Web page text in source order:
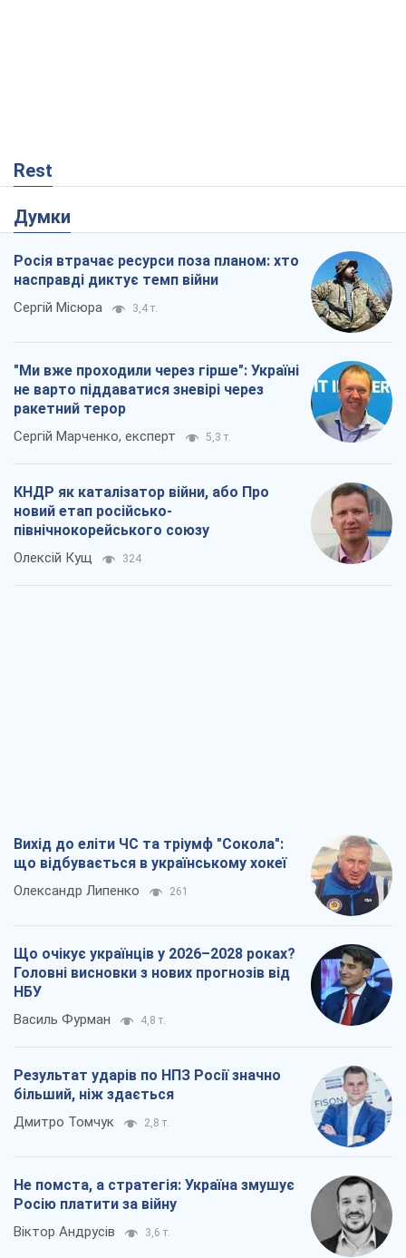
Rest
Думки
Росія втрачає ресурси поза планом: хто
насправді диктує темп війни
Сергій Місюра 3,4 т.
"Ми вже проходили через гірше": Україні
не варто піддаватися зневірі через
ракетний терор
Сергій Марченко, експерт 5,3 т.
КНДР як каталізатор війни, або Про
новий етап російсько-
північнокорейського союзу
Олексій Кущ 324
Вихід до еліти ЧС та тріумф "Сокола":
що відбувається в українському хокеї
Олександр Липенко 261
Що очікує українців у 2026–2028 роках?
Головні висновки з нових прогнозів від
НБУ
Василь Фурман 4,8 т.
Результат ударів по НПЗ Росії значно
більший, ніж здається
Дмитро Томчук 2,8 т.
Не помста, а стратегія: Україна змушує
Росію платити за війну
Віктор Андрусів 3,6 т.